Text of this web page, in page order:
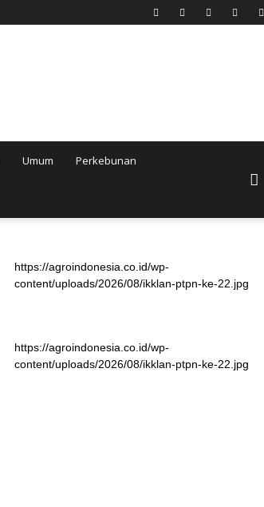
Umum Perkebunan
https://agroindonesia.co.id/wp-
content/uploads/2026/08/ikklan-ptpn-ke-22.jpg
https://agroindonesia.co.id/wp-
content/uploads/2026/08/ikklan-ptpn-ke-22.jpg